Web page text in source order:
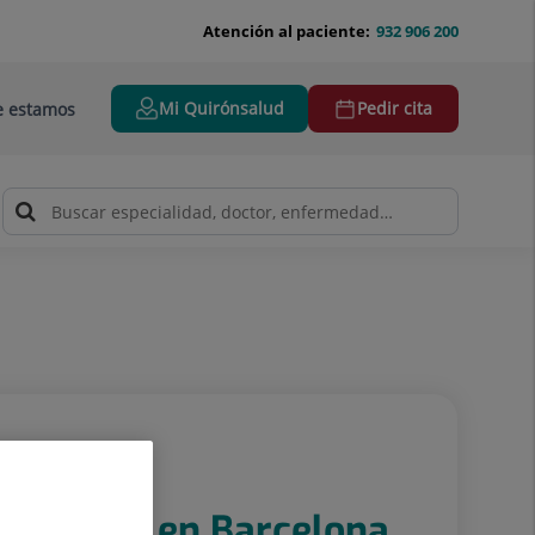
932 906 200
Atención al paciente:
estamos Mi Quirónsalud Pedir cita